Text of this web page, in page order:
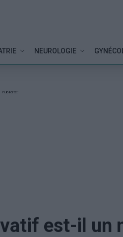
NEUROLOGIE
Publicité:
est-il un